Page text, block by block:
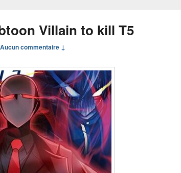
Villain to kill T5
Aucun commentaire ↓